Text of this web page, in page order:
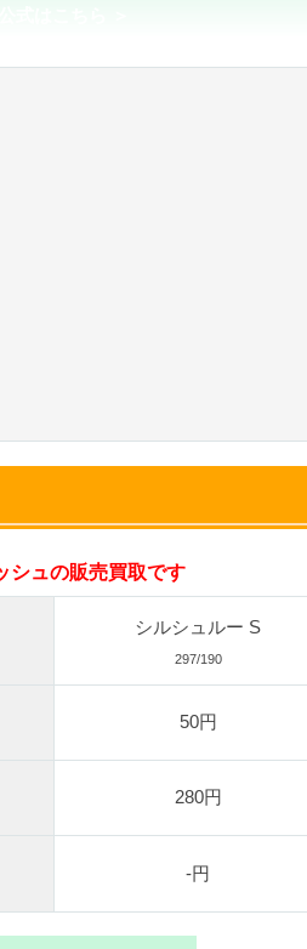
はこちら ＞
類アド確解放
シュの販売買取です
シルシュルー S
297/190
50円
280円
-円